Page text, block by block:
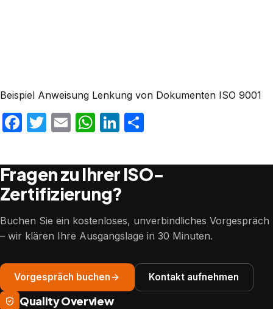
Beispiel Anweisung Lenkung von Dokumenten ISO 9001
Facebook
Twitter
EmailWhatsApp
LinkedIn
Fragen zu Ihrer ISO-
Zertifizierung?
Buchen Sie ein kostenloses, unverbindliches Vorgespräch
– wir klären Ihre Ausgangslage in 30 Minuten.
Vorgespräch buchen Kontakt aufnehmen
Quality Overview